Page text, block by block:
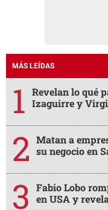
MÁS LEÍDAS
Revelan lo qué
Izaguirre y
Matan a
su negocio en
Fabio Lobo
en USA y